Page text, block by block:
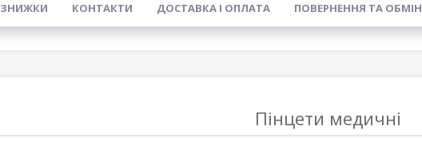
ЗНИЖКИ КОНТАКТИ ДОСТАВКА І ОПЛАТА ПОВЕРНЕННЯ ТА ОБМІН
Пінцети медичні